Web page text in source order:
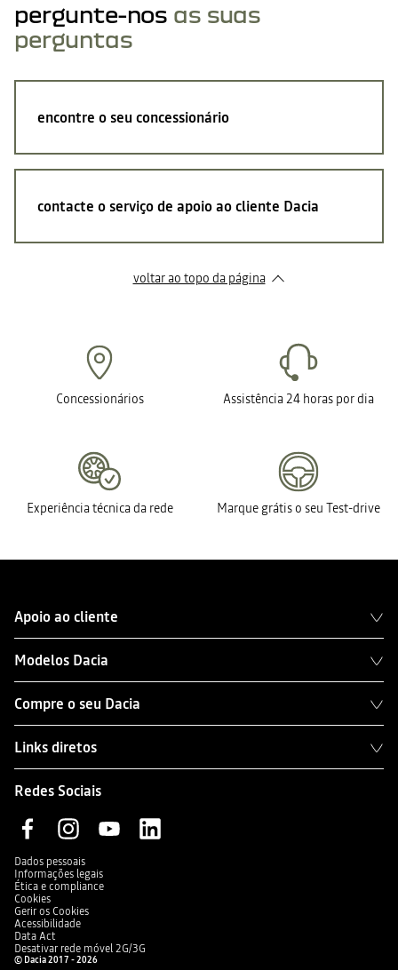
pergunte-nos as suas
perguntas
encontre o seu concessionário
contacte o serviço de apoio ao cliente Dacia
voltar ao topo da página
Concessionários Assistência 24 horas por dia
Experiência técnica da rede Marque grátis o seu Test-drive
Apoio ao cliente
Modelos Dacia
Compre o seu Dacia
Links diretos
Redes Sociais
Dados pessoais
Informações legais
Ética e compliance
Cookies
Gerir os Cookies
Acessibilidade
Data Act
Desativar rede móvel 2G/3G
© Dacia 2017 - 2026